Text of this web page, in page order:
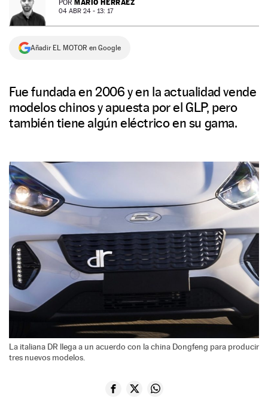
NEWSLETTER
SÍGUENOS
POR MARIO HERRÁEZ
04 ABR 24 - 13: 17
Añadir EL MOTOR en Google
Fue fundada en 2006 y en la actualidad vende
modelos chinos y apuesta por el GLP, pero
también tiene algún eléctrico en su gama.
La italiana DR llega a un acuerdo con la china Dongfeng para producir
tres nuevos modelos.